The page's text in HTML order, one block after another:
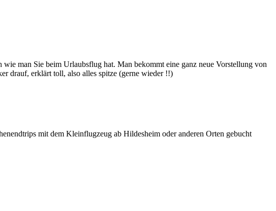
man Sie beim Urlaubsflug hat. Man bekommt eine ganz neue Vorstellung von
drauf, erklärt toll, also alles spitze (gerne wieder !!)
mit dem Kleinflugzeug ab Hildesheim oder anderen Orten gebucht